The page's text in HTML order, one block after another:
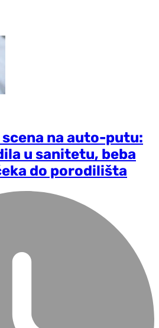
na auto-putu:
u sanitetu, beba
do porodilišta